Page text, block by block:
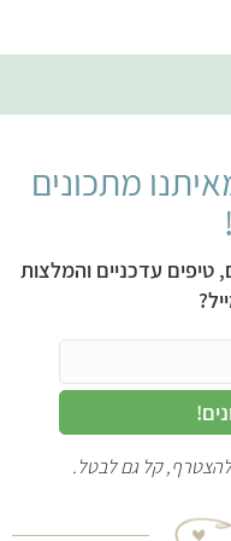
מתכונים
עדכניים והמלצות